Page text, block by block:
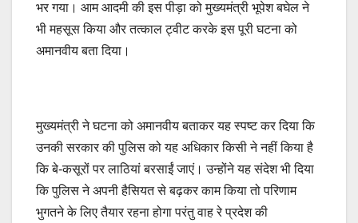
भर गया। आम आदमी की इस पीड़ा को मुख्यमंत्री भूपेश बघेल ने
भी महसूस किया और तत्काल ट्वीट करके इस पूरी घटना को
अमानवीय बता दिया।
मुख्यमंत्री ने घटना को अमानवीय बताकर यह स्पष्ट कर दिया कि
उनकी सरकार की पुलिस को यह अधिकार किसी ने नहीं किया है
कि बे-कसूरों पर लाठियां बरसाईं जाएं। उन्होंने यह संदेश भी दिया
कि पुलिस ने अपनी हैसियत से बढ़कर काम किया तो परिणाम
भुगतने के लिए तैयार रहना होगा परंतु वाह रे प्रदेश की